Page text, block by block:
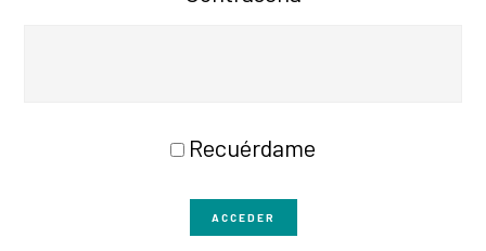
Recuérdame
ACCEDER